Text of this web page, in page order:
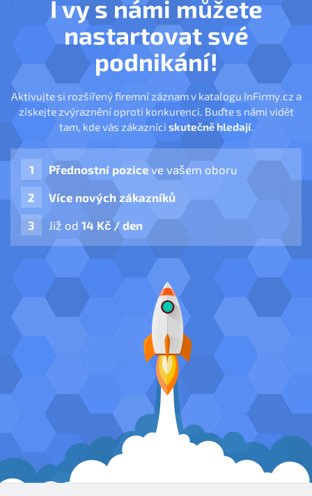
I vy s námi můžete
nastartovat své
podnikání!
Aktivujte si rozšířený firemní záznam v katalogu InFirmy.cz a
získejte zvýraznění oproti konkurenci. Buďte s námi vidět
tam, kde vás zákazníci skutečně hledají.
Přednostní pozice ve vašem oboru
Více nových zákazníků
Již od 14 Kč / den